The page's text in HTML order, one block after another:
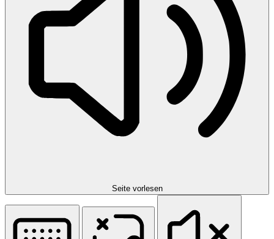
Seite vorlesen